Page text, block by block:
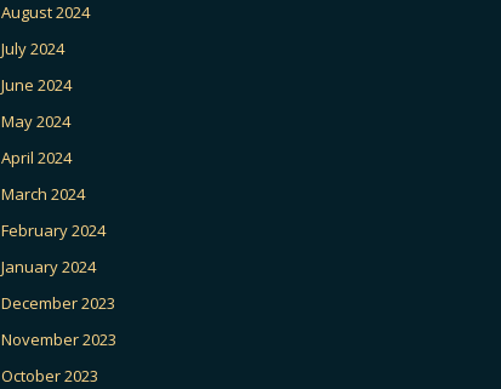
August 2024
July 2024
June 2024
May 2024
April 2024
March 2024
February 2024
January 2024
December 2023
November 2023
October 2023